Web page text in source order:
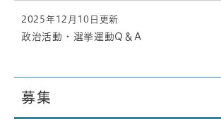
2025年12月10日更新
政治活動・選挙運動Q＆A
募集